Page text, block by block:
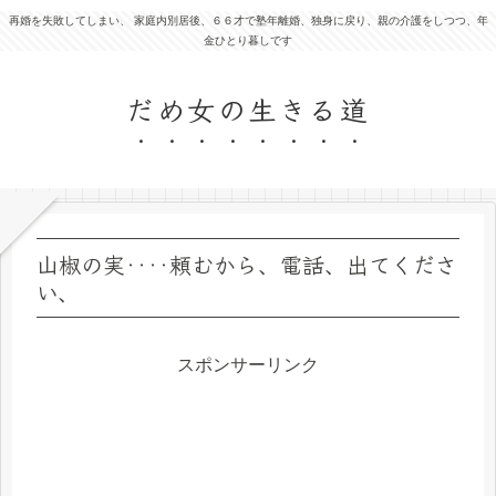
再婚を失敗してしまい、 家庭内別居後、６６才で塾年離婚、独身に戻り、親の介護をしつつ、年
金ひとり暮しです
だめ女の生きる道
山椒の実‥‥頼むから、電話、出てくださ
い、
スポンサーリンク